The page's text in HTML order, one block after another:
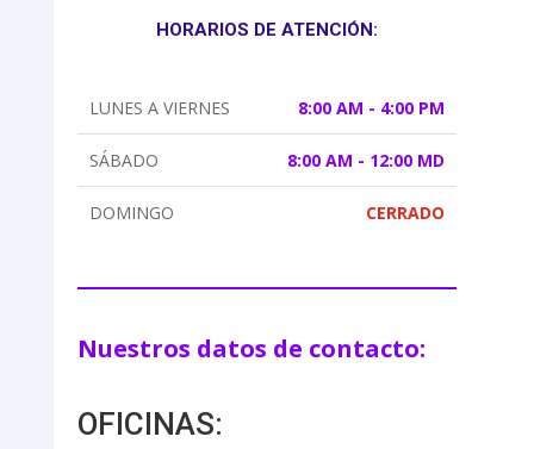
HORARIOS DE ATENCIÓN:
LUNES A VIERNES 8:00 AM - 4:00 PM
SÁBADO 8:00 AM - 12:00 MD
DOMINGO CERRADO
Nuestros datos de contacto:
OFICINAS: